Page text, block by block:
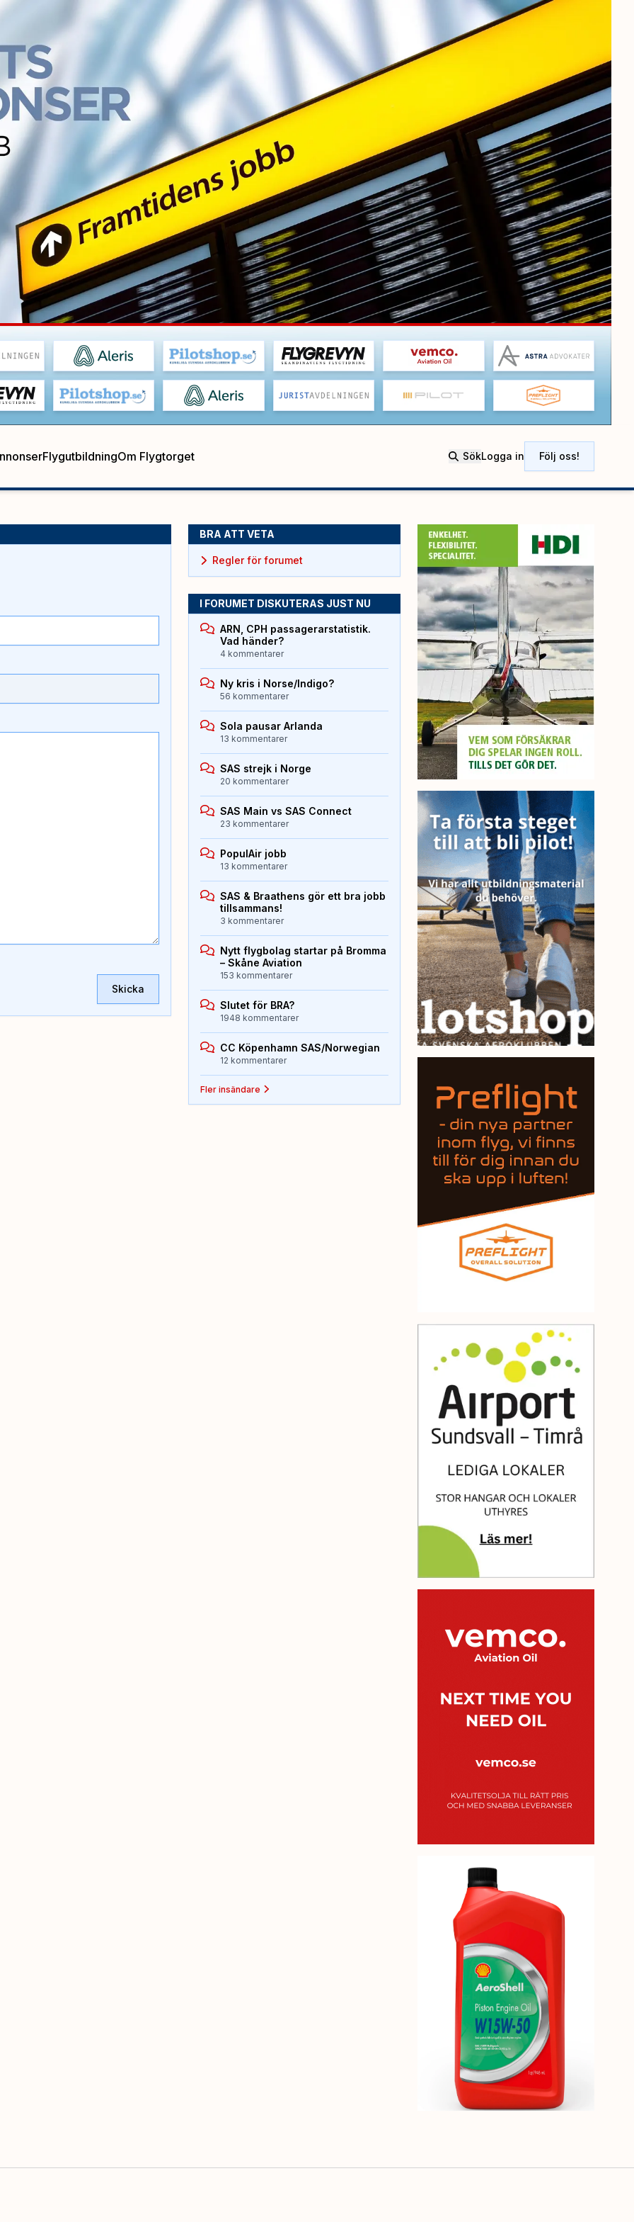
FlygutbildningOm Flygtorget SökLogga in Följ oss!
Skicka
BRA ATT VETA
Regler för forumet
I FORUMET DISKUTERAS JUST NU
ARN, CPH passagerarstatistik.
Vad händer?
4 kommentarer
Ny kris i Norse/Indigo?
56 kommentarer
Sola pausar Arlanda
13 kommentarer
SAS strejk i Norge
20 kommentarer
SAS Main vs SAS Connect
23 kommentarer
PopulAir jobb
13 kommentarer
SAS & Braathens gör ett bra jobb
tillsammans!
3 kommentarer
Nytt flygbolag startar på Bromma
– Skåne Aviation
153 kommentarer
Slutet för BRA?
1948 kommentarer
CC Köpenhamn SAS/Norwegian
12 kommentarer
Fler insändare